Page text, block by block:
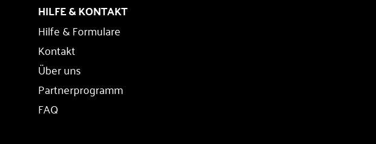
HILFE & KONTAKT
Hilfe & Formulare
Kontakt
Über uns
Partnerprogramm
FAQ